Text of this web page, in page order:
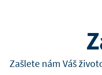
Zašlete nám Váš